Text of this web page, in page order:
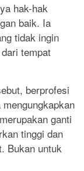
hak-hak
baik. Ia
tidak ingin
tempat
berprofesi
ganti
tinggi dan
Bukan untuk